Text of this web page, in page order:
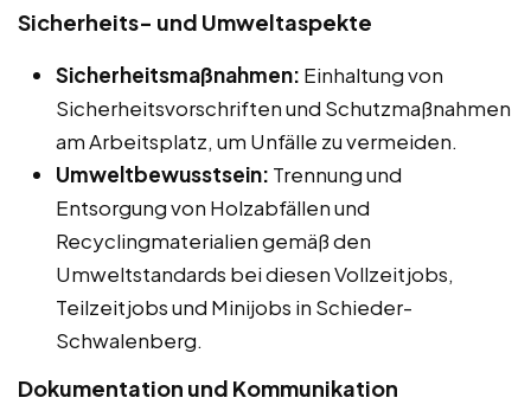
Sicherheits- und Umweltaspekte
Sicherheitsmaßnahmen: Einhaltung von
Sicherheitsvorschriften und Schutzmaßnahmen
am Arbeitsplatz, um Unfälle zu vermeiden.
Umweltbewusstsein: Trennung und
Entsorgung von Holzabfällen und
Recyclingmaterialien gemäß den
Umweltstandards bei diesen Vollzeitjobs,
Teilzeitjobs und Minijobs in Schieder-
Schwalenberg.
Dokumentation und Kommunikation